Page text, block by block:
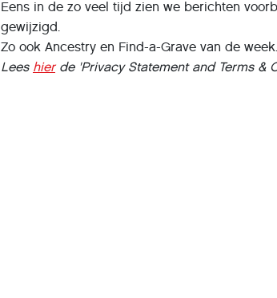
Eens in de zo veel tijd zien we berichten
gewijzigd.
Zo ook Ancestry en Find-a-Grave van de week.
Lees hierde 'Privacy Statement and Terms &